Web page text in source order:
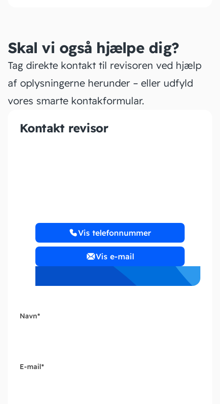
Skal vi også hjælpe dig?
Tag direkte kontakt til revisoren ved hjælp
af oplysningerne herunder – eller udfyld
vores smarte kontakformular.
Kontakt revisor
Vis telefonnummer
Vis e-mail
Navn*
E-mail*